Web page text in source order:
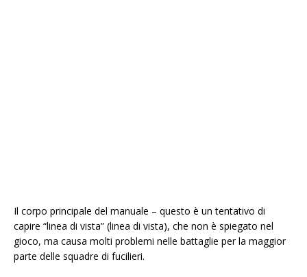
Il corpo principale del manuale – questo è un tentativo di
capire “linea di vista” (linea di vista), che non è spiegato nel
gioco, ma causa molti problemi nelle battaglie per la maggior
parte delle squadre di fucilieri.